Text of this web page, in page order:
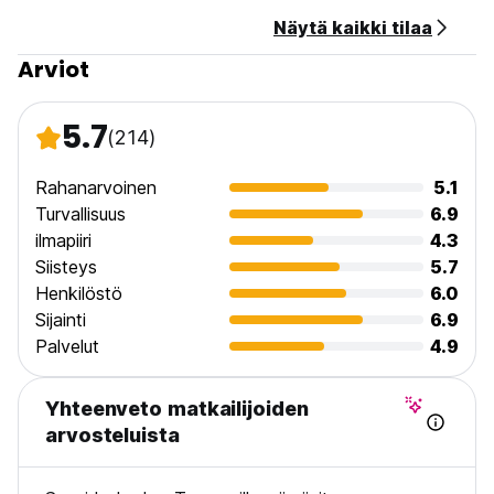
Kaikkien asiakkaiden on esitettävä kansainvälinen passi tai
hyväksyttävä kuvallinen henkilöllisyystodistus
Huomaathan, että kaikissa huoneissa on jaettu kylpyhuone.
Kylpyhuoneita on yhteensä 6, ja mukavuudet siivotaan
päivittäin. (Auto-translated from original language)
Näytä kaikki tilaa
Arviot
5.7(214)
Rahanarvoinen
5.1
Turvallisuus
6.9
ilmapiiri
4.3
Siisteys
5.7
Henkilöstö
6.0
Sijainti
6.9
Palvelut
4.9
Yhteenveto matkailijoiden
arvosteluista